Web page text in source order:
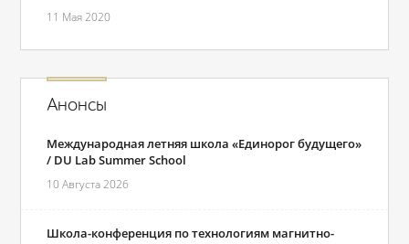
11 Мая 2020
Анонсы
Международная летняя школа «Единорог будущего»
/ DU Lab Summer School
10 Августа 2026
Школа-конференция по технологиям магнитно-